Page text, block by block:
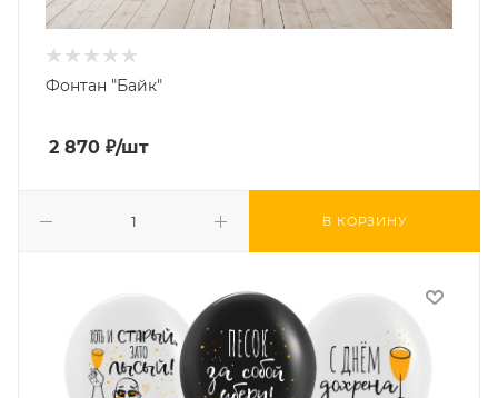
Фонтан "Байк"
2 870 ₽/шт
В КОРЗИНУ